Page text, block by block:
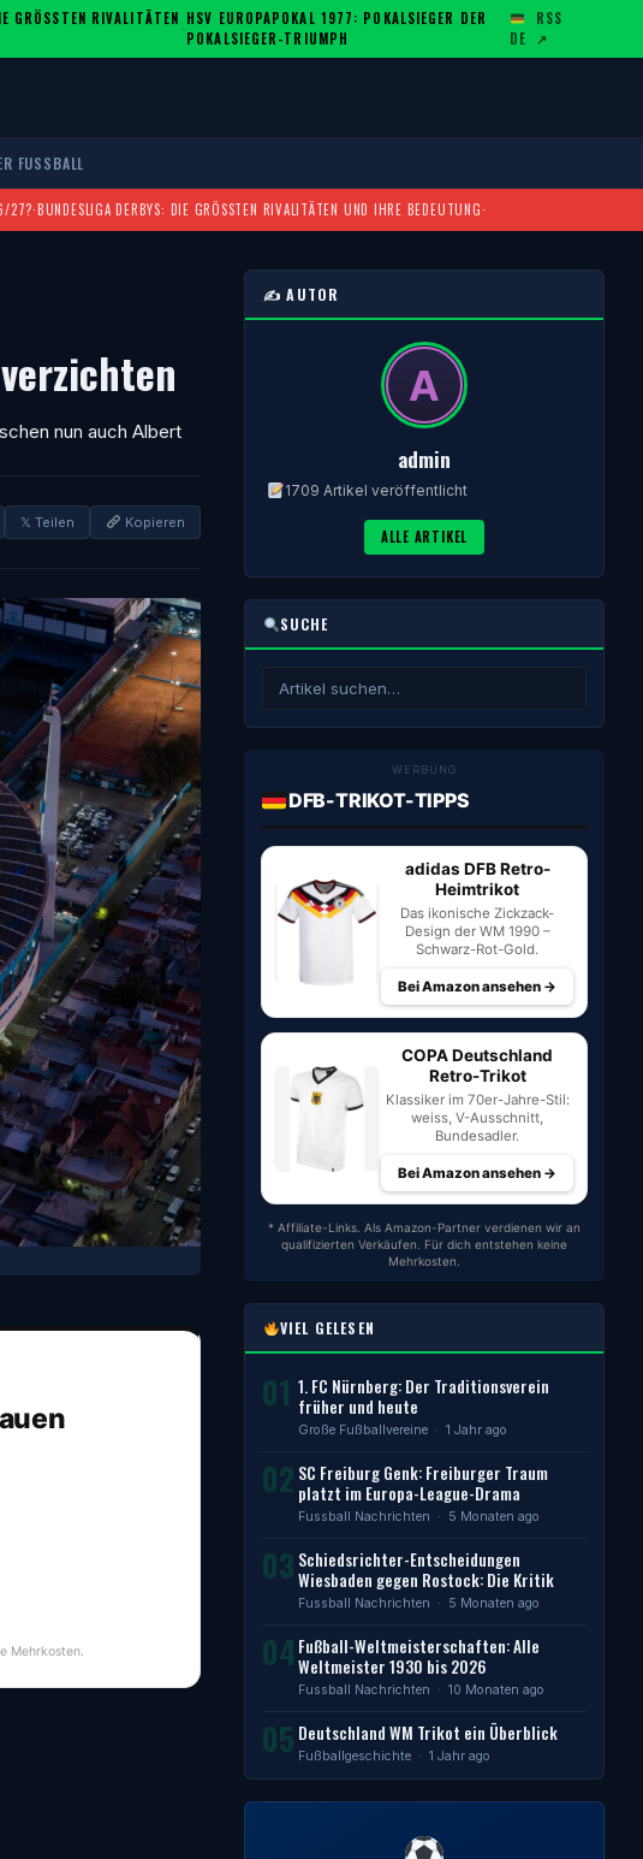
GRÖSSTEN RIVALITÄTEN U
·
HSV EUROPAPOKAL 1977: POKALSIEGER DER
POKALSIEGER-TRIUMPH
DE
RSS
↗
FUSSBALL
27?·BUNDESLIGA DERBYS: DIE GRÖSSTEN RIVALITÄTEN UND IHRE BEDEUTUNG ·
nun auch Albert
𝕏 Teilen Kopieren
Mehrkosten.
✍️ AUTOR
admin
1709 Artikel veröffentlicht
ALLE ARTIKEL
SUCHE
WERBUNG
DFB-TRIKOT-TIPPS
adidas DFB Retro-
Heimtrikot
Das ikonische Zickzack-
Design der WM 1990 –
Schwarz-Rot-Gold.
Bei Amazon ansehen →
COPA Deutschland
Retro-Trikot
Klassiker im 70er-Jahre-Stil:
weiss, V-Ausschnitt,
Bundesadler.
Bei Amazon ansehen →
* Affiliate-Links. Als Amazon-Partner verdienen wir an
qualifizierten Verkäufen. Für dich entstehen keine
Mehrkosten.
VIEL GELESEN
01 1. FC Nürnberg: Der Traditionsverein
früher und heute
Große Fußballvereine · 1 Jahr ago
02 SC Freiburg Genk: Freiburger Traum
platzt im Europa-League-Drama
Fussball Nachrichten · 5 Monaten ago
03 Schiedsrichter-Entscheidungen
Wiesbaden gegen Rostock: Die Kritik
Fussball Nachrichten · 5 Monaten ago
04 Fußball-Weltmeisterschaften: Alle
Weltmeister 1930 bis 2026
Fussball Nachrichten · 10 Monaten ago
05 Deutschland WM Trikot ein Überblick
Fußballgeschichte · 1 Jahr ago